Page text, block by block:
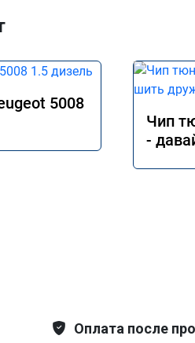
5008
Чип
-
Оплата после